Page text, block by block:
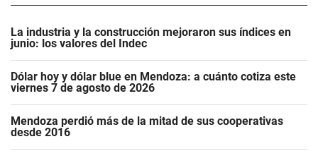
La industria y la construcción mejoraron sus índices en
junio: los valores del Indec
Dólar hoy y dólar blue en Mendoza: a cuánto cotiza este
viernes 7 de agosto de 2026
Mendoza perdió más de la mitad de sus cooperativas
desde 2016